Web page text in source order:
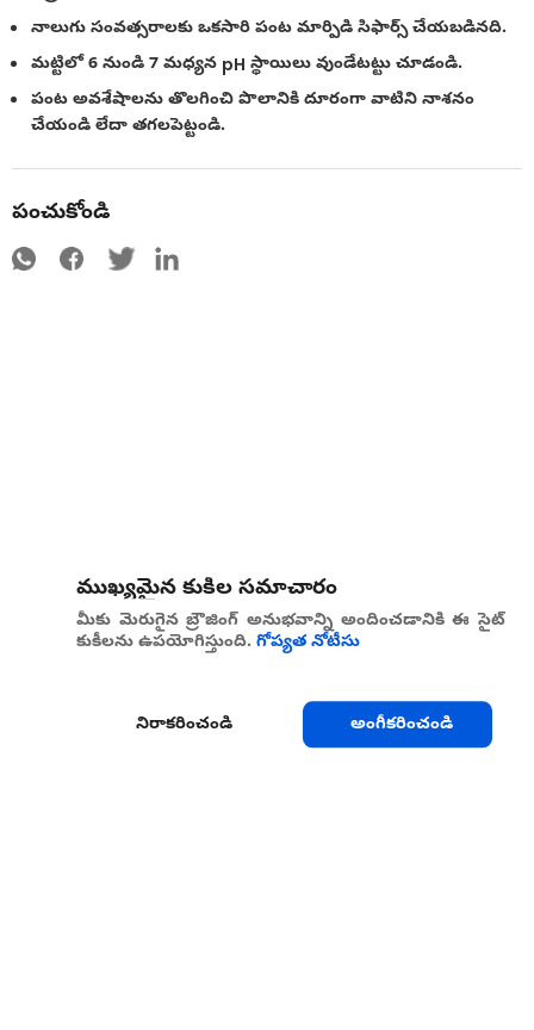
నాలుగు సంవత్సరాలకు ఒకసారి పంట మార్పిడి సిఫార్స్ చేయబడినది.
మట్టిలో 6 నుండి 7 మధ్యన pH స్థాయిలు వుండేటట్టు చూడండి.
పంట అవశేషాలను తొలగించి పొలానికి దూరంగా వాటిని నాశనం
చేయండి లేదా తగలపెట్టండి.
పంచుకోండి
ముఖ్యమైన కుకీల సమాచారం
మీకు మెరుగైన బ్రౌజింగ్ అనుభవాన్ని అందించడానికి ఈ సైట్
కుకీలను ఉపయోగిస్తుంది. గోప్యత నోటీసు
నిరాకరించండి అంగీకరించండి